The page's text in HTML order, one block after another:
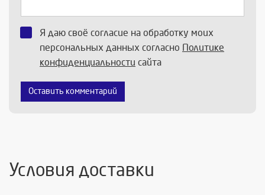
Я даю своё согласие на обработку моих
персональных данных согласно
Политике
конфиденциальности сайта
Оставить комментарий
Условия доставки